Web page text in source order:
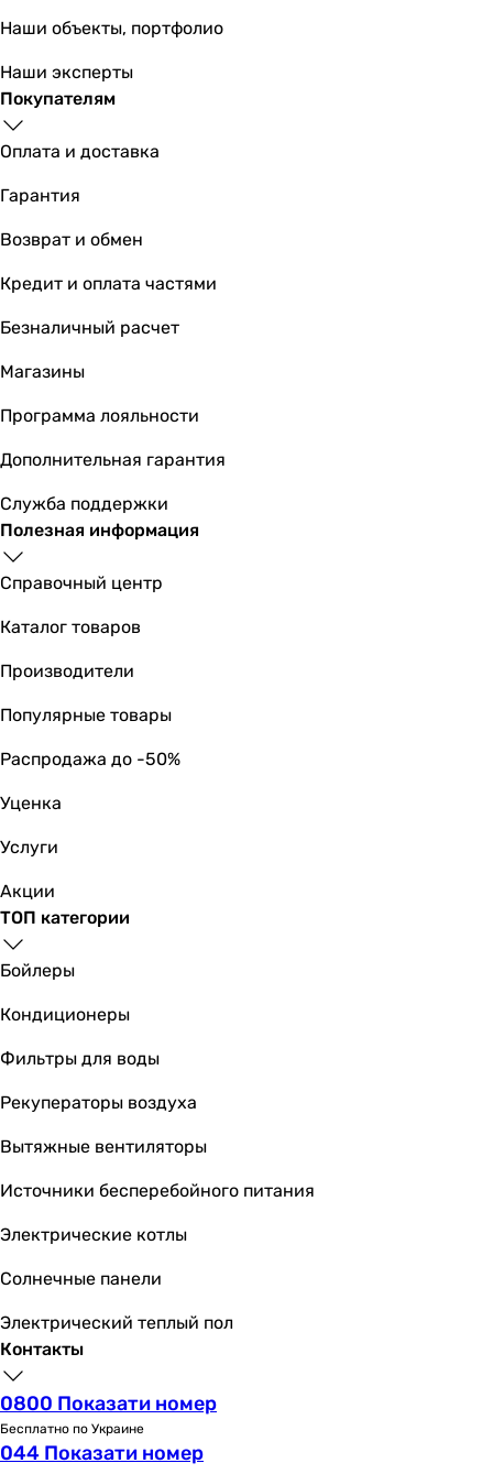
Основные характеристики
Расход воздуха
95 м³/час
95 м³/час
99 м³/час
95 м³/час
98 м³/час
104 м³/час
Рекомендуемая площадь помещения
5 м²
5 м²
5 м²
5 м²
5 м²
5 м²
5 м²
5 м²
5 м²
Частота вращения
2300 об/мин
2300 об/мин
2300 об/мин
2300 об/мин
2300 об/мин
-
2300 об/мин
2400 об/мин
2400 об/мин
Потребляемая мощность
14 Вт
14 Вт
14 Вт
16 Вт
14 Вт
15 Вт
15 Вт
15 Вт
Уровень шума вентилятора
34 дБ
Наши объекты, портфолио
Наши эксперты
Покупателям
Оплата и доставка
Гарантия
Возврат и обмен
Кредит и оплата частями
Безналичный расчет
Магазины
Программа лояльности
Дополнительная гарантия
Служба поддержки
Полезная информация
Справочный центр
Каталог товаров
Производители
Популярные товары
Распродажа до -50%
Уценка
Услуги
Акции
ТОП категории
Бойлеры
Кондиционеры
Фильтры для воды
Рекуператоры воздуха
Вытяжные вентиляторы
Источники бесперебойного питания
Электрические котлы
Солнечные панели
Электрический теплый пол
Контакты
0800 Показати номер
Бесплатно по Украине
044 Показати номер